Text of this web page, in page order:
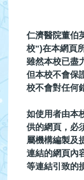
仁濟醫院董伯
校")在本網頁
雖然本校已盡
但本校不會保
校不會對任何
如使用者由本
供的網頁，必
屬機構編製及
連結的網頁內
等連結引致的